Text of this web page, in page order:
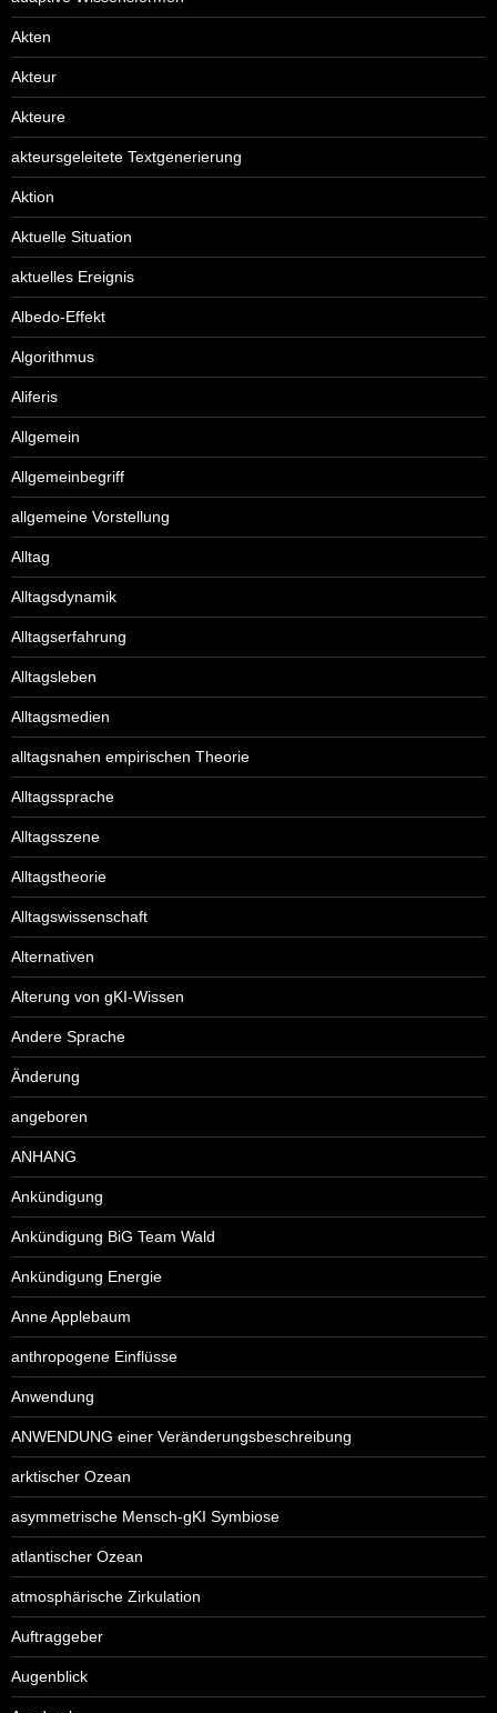
Akten
Akteur
Akteure
akteursgeleitete Textgenerierung
Aktion
Aktuelle Situation
aktuelles Ereignis
Albedo-Effekt
Algorithmus
Aliferis
Allgemein
Allgemeinbegriff
allgemeine Vorstellung
Alltag
Alltagsdynamik
Alltagserfahrung
Alltagsleben
Alltagsmedien
alltagsnahen empirischen Theorie
Alltagssprache
Alltagsszene
Alltagstheorie
Alltagswissenschaft
Alternativen
Alterung von gKI-Wissen
Andere Sprache
Änderung
angeboren
ANHANG
Ankündigung
Ankündigung BiG Team Wald
Ankündigung Energie
Anne Applebaum
anthropogene Einflüsse
Anwendung
ANWENDUNG einer Veränderungsbeschreibung
arktischer Ozean
asymmetrische Mensch-gKI Symbiose
atlantischer Ozean
atmosphärische Zirkulation
Auftraggeber
Augenblick